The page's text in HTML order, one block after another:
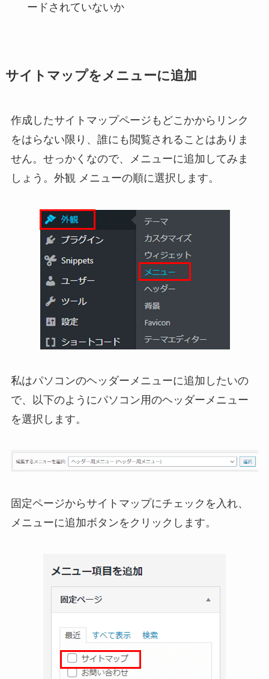
ードされていないか
サイトマップをメニューに追加
作成したサイトマップページもどこかからリンク
をはらない限り、誰にも閲覧されることはありま
せん。せっかくなので、メニューに追加してみま
しょう。外観 メニューの順に選択します。
私はパソコンのヘッダーメニューに追加したいの
で、以下のようにパソコン用のヘッダーメニュー
を選択します。
固定ページからサイトマップにチェックを入れ、
メニューに追加ボタンをクリックします。